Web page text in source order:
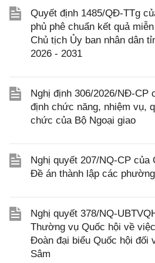
Quyết định 1485/QĐ-TTg
phủ phê chuẩn kết quả
Chủ tịch Ủy ban nhân dân
2026 - 2031
Nghị định 306/2026/NĐ-CP
định chức năng, nhiệm vụ,
chức của Bộ Ngoại giao
Nghị quyết 207/NQ-CP của
Đề án thành lập các
Nghị quyết 378/NQ-
Thường vụ Quốc hội về
Đoàn đại biểu Quốc hội đối
Sâm